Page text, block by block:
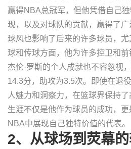
赢得NBA总冠军，但他凭借自己
现，以及对球队的贡献，赢得了
球风也影响了后来的许多球员，
球和传球方面，他为许多控卫和前
杰伦·罗斯的个人成就也不容忽视
14.3分，助攻为3.5次。即使在退
人魅力和洞察力，在篮球界保持
生涯不仅是他作为球员的成功，
NBA中展现自己独特价值的代表。
2、从球场到荧幕